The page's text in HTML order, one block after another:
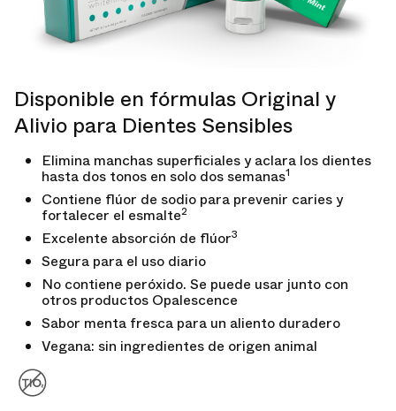
Disponible en fórmulas Original y
Alivio para Dientes Sensibles
Elimina manchas superficiales y aclara los dientes
hasta dos tonos en solo dos semanas1
Contiene flúor de sodio para prevenir caries y
fortalecer el esmalte2
Excelente absorción de flúor3
Segura para el uso diario
No contiene peróxido. Se puede usar junto con
otros productos Opalescence
Sabor menta fresca para un aliento duradero
Vegana: sin ingredientes de origen animal